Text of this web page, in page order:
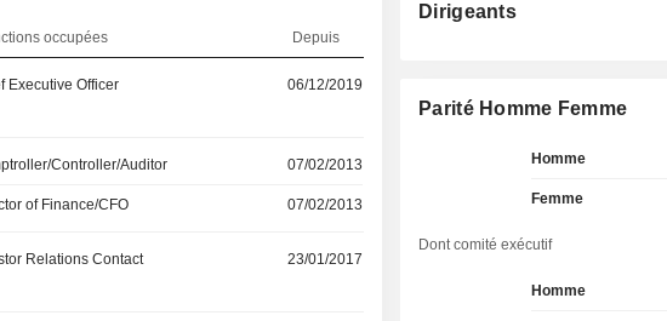
occupées Depuis
Executive Officer 06/12/2019
Controller/Auditor 07/02/2013
of Finance/CFO 07/02/2013
Relations Contact 23/01/2017
Dirigeants
Parité Homme Femme
Homme
Femme
Dont comité exécutif
Homme